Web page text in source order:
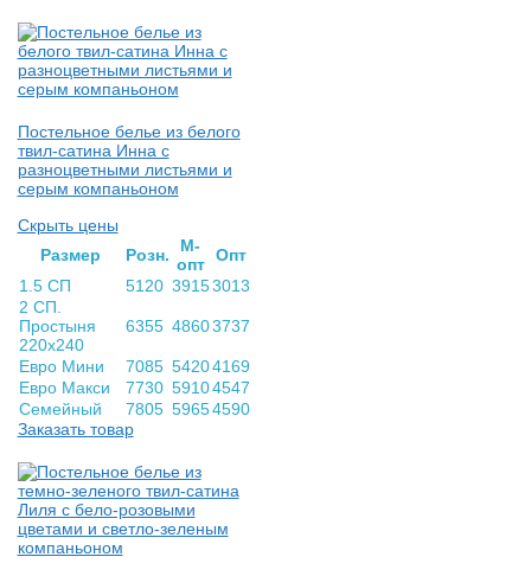
Постельное белье из белого
твил-сатина Инна с
разноцветными листьями и
серым компаньоном
Скрыть цены
Раз­мер
Розн.
М-
опт Опт
1.5 СП
5120 39153013
2 СП.
Простыня
220х240
6355 48603737
Евро Мини 7085 54204169
Евро Макси
7730 59104547
Семейный
7805 59654590
Заказать товар